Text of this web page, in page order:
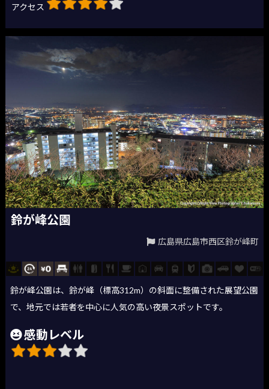
アクセス
鈴が峰公園
広島県広島市西区鈴が峰町
鈴が峰公園は、鈴が峰（標高312m）の斜面に整備された展望公園
で、地元では若者を中心に人気の高い夜景スポットです。
感動レベル